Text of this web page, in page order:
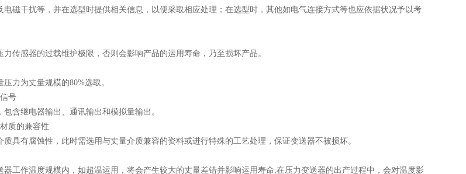
干扰等，并在选型时提供相关信息，以便采取相应处理；在选型时，其他如电气连接方式等也应依据状况予以考
感器的过载维护极限，否则会影响产品的运用寿命，乃至损坏产品。
为丈量规模的80%选取。
号
继电器输出、通讯输出和模拟量输出。
质的兼容性
有腐蚀性，此时需选用与丈量介质兼容的资料或进行特殊的工艺处理，保证变送器不被损坏。
作温度规模内，如超温运用，将会产生较大的丈量差错并影响运用寿命;在压力变送器的出产过程中，会对温度影